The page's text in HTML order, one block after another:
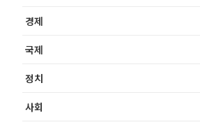
경제
국제
정치
사회